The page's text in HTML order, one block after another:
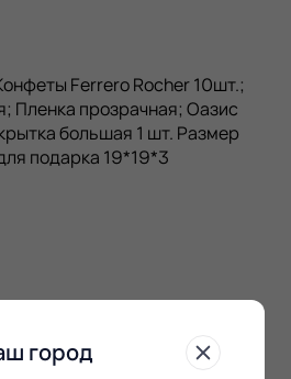
Ferrero Rocher 10шт.;
Пленка прозрачная; Оазис
большая 1 шт. Размер
подарка 19*19*3
город